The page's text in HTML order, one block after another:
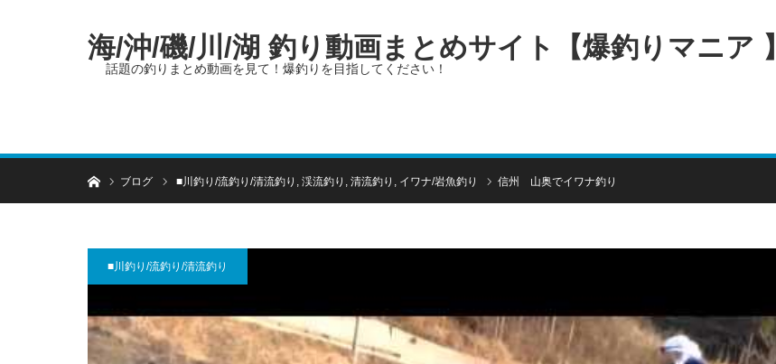
海/沖/磯/川/湖 釣り動画まとめサイト【爆釣りマニア 】
話題の釣りまとめ動画を見て！爆釣りを目指してください！
ホームブログ ■川釣り/流釣り/清流釣り , 渓流釣り , 清流釣り , イワナ/岩魚釣り 信州 山奥でイワナ釣り
■川釣り/流釣り/清流釣り